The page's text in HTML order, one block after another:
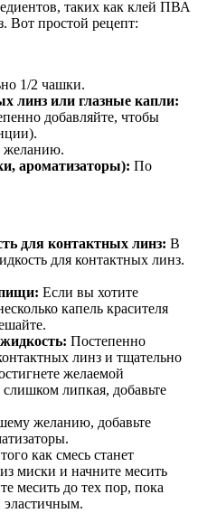
таких как клей ПВА
Вот простой рецепт:
1/2 чашки.
линз или глазные капли:
добавляйте, чтобы
ароматизаторы): По
для контактных линз: В
для контактных линз.
пищи: Если вы хотите
капель красителя
Постепенно
линз и тщательно
желаемой
липкая, добавьте
желанию, добавьте
как смесь станет
миски и начните месить
месить до тех пор, пока
эластичным.